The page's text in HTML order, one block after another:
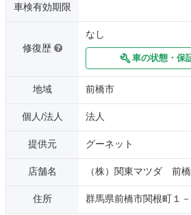
車検有効期限
修復歴
なし
車の状態・保
地域 前橋市
個人/法人 法人
提供元 グーネット
店舗名 （株）関東マツダ 前
住所 群馬県前橋市関根町１